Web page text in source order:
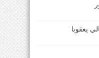
يعقوبا